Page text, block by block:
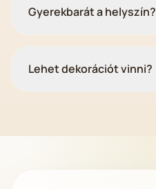
Gyerekbarát a helyszín?
Lehet dekorációt vinni?